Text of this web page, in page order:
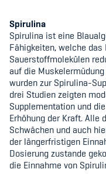
Spirulina
Spirulina ist eine
Fähigkeiten, welche das
Sauerstoffmolekülen
auf die
wurden zur Spirulina-
drei Studien zeigten
Supplementation und
Erhöhung der Kraft. Alle
Schwächen und auch
der längerfristigen
Dosierung zustande
die Einnahme von